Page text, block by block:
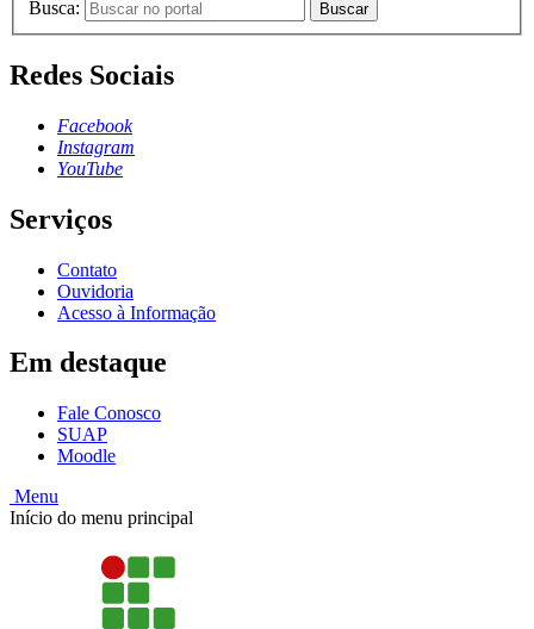
Busca: Buscar
Redes Sociais
Facebook
Instagram
YouTube
Serviços
Contato
Ouvidoria
Acesso à Informação
Em destaque
Fale Conosco
SUAP
Moodle
Menu
Início do menu principal